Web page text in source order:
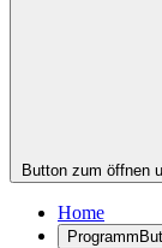
Button zum öffnen
Home
Programm